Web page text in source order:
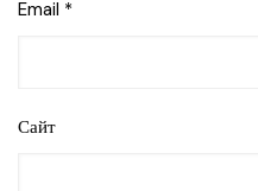
Email *
Сайт